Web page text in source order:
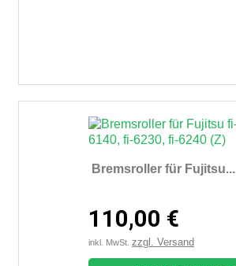
Bremsroller für Fujitsu...
110,00 €
inkl. MwSt. zzgl. Versand